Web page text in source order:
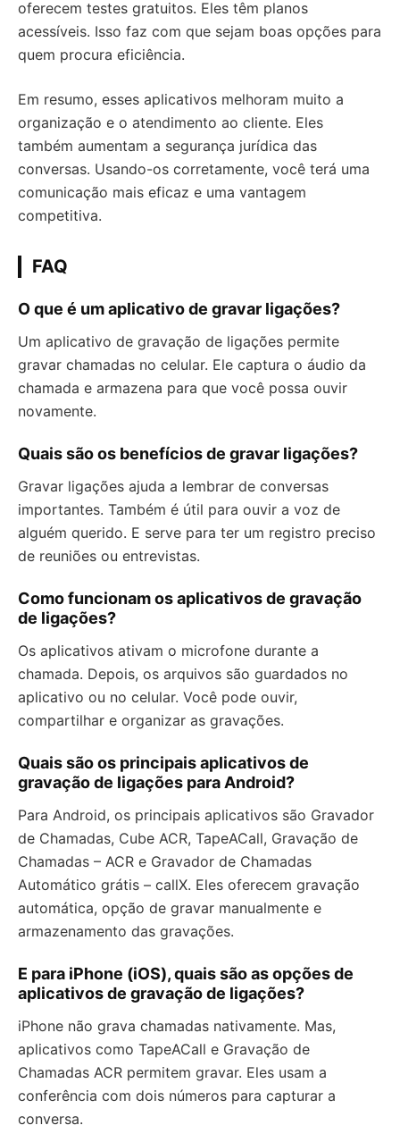
oferecem testes gratuitos. Eles têm planos
acessíveis. Isso faz com que sejam boas opções para
quem procura eficiência.
Em resumo, esses aplicativos melhoram muito a
organização e o atendimento ao cliente. Eles
também aumentam a segurança jurídica das
conversas. Usando-os corretamente, você terá uma
comunicação mais eficaz e uma vantagem
competitiva.
FAQ
O que é um aplicativo de gravar ligações?
Um aplicativo de gravação de ligações permite
gravar chamadas no celular. Ele captura o áudio da
chamada e armazena para que você possa ouvir
novamente.
Quais são os benefícios de gravar ligações?
Gravar ligações ajuda a lembrar de conversas
importantes. Também é útil para ouvir a voz de
alguém querido. E serve para ter um registro preciso
de reuniões ou entrevistas.
Como funcionam os aplicativos de gravação
de ligações?
Os aplicativos ativam o microfone durante a
chamada. Depois, os arquivos são guardados no
aplicativo ou no celular. Você pode ouvir,
compartilhar e organizar as gravações.
Quais são os principais aplicativos de
gravação de ligações para Android?
Para Android, os principais aplicativos são Gravador
de Chamadas, Cube ACR, TapeACall, Gravação de
Chamadas – ACR e Gravador de Chamadas
Automático grátis – callX. Eles oferecem gravação
automática, opção de gravar manualmente e
armazenamento das gravações.
E para iPhone (iOS), quais são as opções de
aplicativos de gravação de ligações?
iPhone não grava chamadas nativamente. Mas,
aplicativos como TapeACall e Gravação de
Chamadas ACR permitem gravar. Eles usam a
conferência com dois números para capturar a
conversa.